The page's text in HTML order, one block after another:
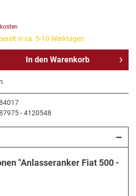
in ca. 5-10 Werktagen
In den Warenkorb
- 4120548
"Anlasseranker Fiat 500 -